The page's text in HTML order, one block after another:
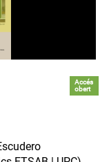
Accés
obert